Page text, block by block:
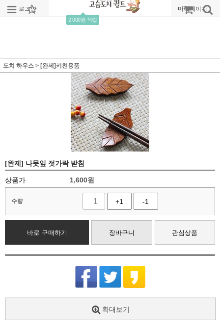
로그인 회원가입
2,000원 적립
주문조회 마이페이지
도치 하우스 > [완제]키친용품
[완제] 나뭇잎 젓가락 받침
상품가 1,600원
수량 +1 -1
바로 구매하기 장바구니 관심상품
확대보기